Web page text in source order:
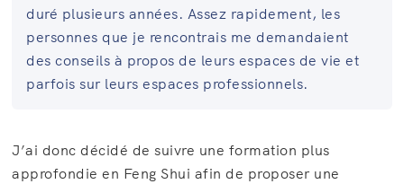
duré plusieurs années. Assez rapidement, les
personnes que je rencontrais me demandaient
des conseils à propos de leurs espaces de vie et
parfois sur leurs espaces professionnels.
J’ai donc décidé de suivre une formation plus
approfondie en Feng Shui afin de proposer une